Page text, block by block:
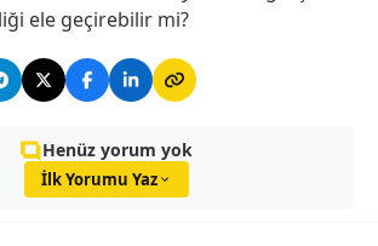
ele geçirebilir mi?
Henüz yorum yok
İlk Yorumu Yaz